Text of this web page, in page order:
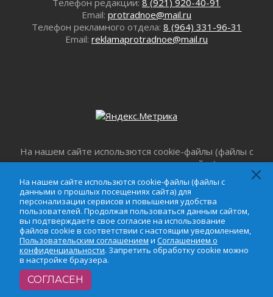
Один в поле — не воин
Пик топливного кризиса в регионе прошёл
31 июля 2026
Маршрутами будущего — к заветной цели
«Корвет» на страже
31 июля 2026
Правила для жизни
31 июля 2026
С рабочим визитом
31 июля 2026
В Шлиссельбурге прошла акция «Белый
кораблик Памяти»
31 июля 2026
Новые возможности для творчества
31 июля 2026
Email: protradnoe@mail.ru
Телефон рекламного отдела: 8 (964) 331-96-31
Email: reklamaprotradnoe@mail.ru
На нашем сайте использются cookie-файлы (файлы с
данными о прошлых посещениях сайта) для
персонализации сервисов и повышения удобства
пользователей. Продолжая пользоваться данным
сайтом, вы подтверждаете свое согласие на
использование файлов cookie в соответствии с
настоящим уведомлением,Пользовательским
соглашениемиСоглашением о
конфиденциальности. Запретить обработку cookie
можно в настройке браузера.
На нашем сайте использются cookie-файлы (файлы с
данными о прошлых посещениях сайта) для
персонализации сервисов и повышения удобства
пользователей. Продолжая пользоваться данным сайтом,
вы подтверждаете свое согласие на использование
файлов cookie в соответствии с настоящим уведомлением,
Пользовательским соглашением и Соглашением о
конфиденциальности. Запретить обработку cookie можно
в настройке браузера.
СОГЛАСЕН